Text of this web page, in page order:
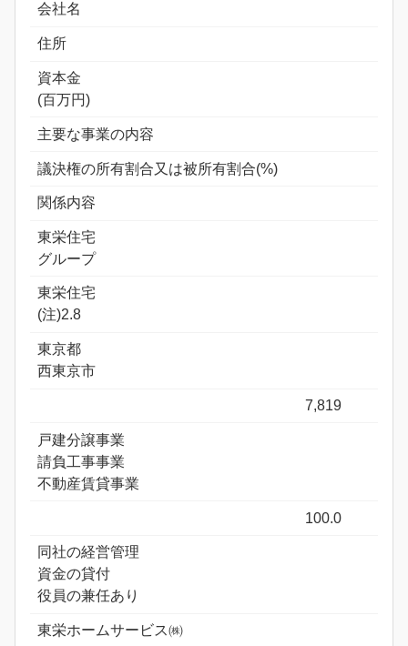
会社名
住所
資本金
(百万円)
主要な事業の内容
議決権の所有割合又は被所有割合(%)
関係内容
東栄住宅
グループ
東栄住宅
(注)2.8
東京都
西東京市
7,819
戸建分譲事業
請負工事事業
不動産賃貸事業
100.0
同社の経営管理
資金の貸付
役員の兼任あり
東栄ホームサービス㈱